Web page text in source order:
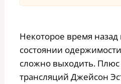
Некоторое время
состоянии
сложно выходить.
трансляций Джейсон